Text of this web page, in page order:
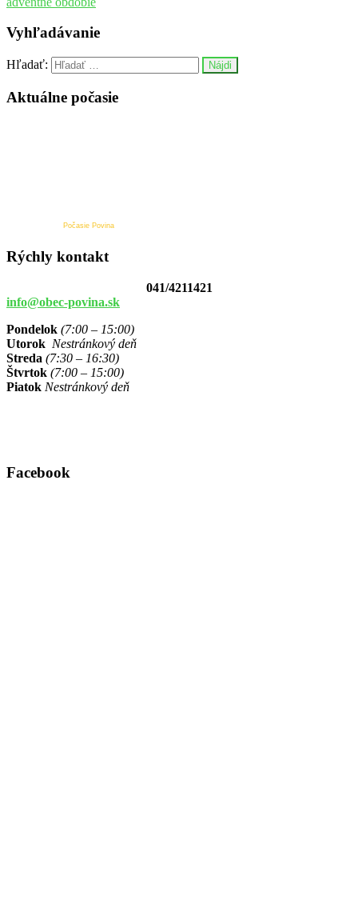
Vyhľadávanie
Hľadať:
Aktuálne počasie
Počasie Povina
Rýchly kontakt
041/4211421
info@obec-povina.sk
Pondelok (7:00 – 15:00)
Utorok Nestránkový deň
Streda (7:30 – 16:30)
Štvrtok (7:00 – 15:00)
Piatok Nestránkový deň
Facebook